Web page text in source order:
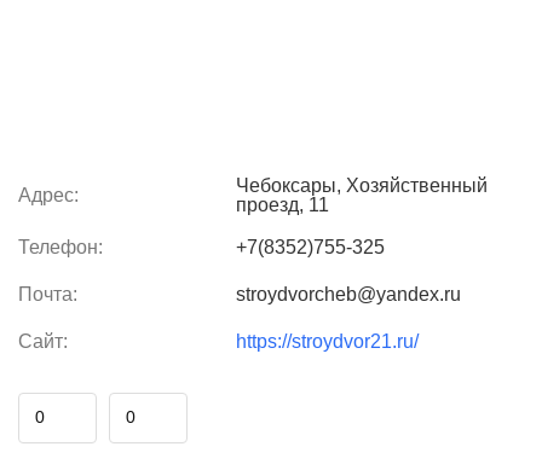
Адрес:
Чебоксары, Хозяйственный
проезд, 11
Телефон: +7(8352)755-325
Почта: stroydvorcheb@yandex.ru
Сайт: https://stroydvor21.ru/
0 0